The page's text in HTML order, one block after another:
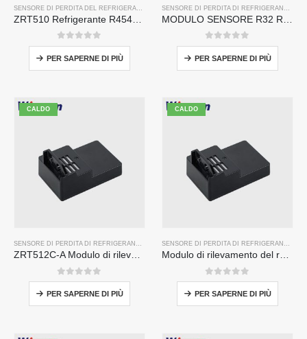
0su 5
PER SAPERNE DI PIÙ
0su 5
PER SAPERNE DI PIÙ
CALDO
SENSORE DI PERDITA DI REFRIGERANTE R32 SENSORE DI PERDITA DEL REFRIGERANTE
ZRT512C-A Modulo di rilevamento del refrigerante | Sensore di gas NDIR per R32, R454B, R290 | Alimentazione ad ampio tensione
0su 5
PER SAPERNE DI PIÙ
CALDO
SENSORE DI PERDITA DI REFRIGERANTE R32
Modulo di rilevamento del refrigerante ZRT512C-B | Sensore di gas NDIR a bassa tensione per R32, R454b, R290
0su 5
PER SAPERNE DI PIÙ